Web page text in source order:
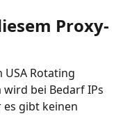
Proxy-
USA Rotating
wird bei Bedarf IPs
gibt keinen